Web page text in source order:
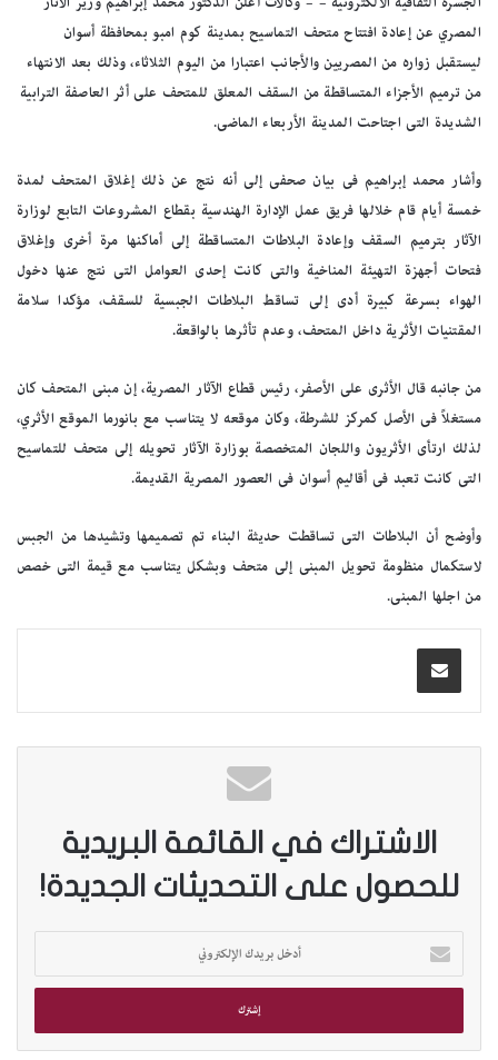
المصري عن إعادة افتتاح متحف التماسيح بمدينة كوم امبو بمحافظة أسوان
ليستقبل زواره من المصريين والأجانب اعتبارا من اليوم الثلاثاء، وذلك بعد الانتهاء
من ترميم الأجزاء المتساقطة من السقف المعلق للمتحف على أثر العاصفة الترابية
الشديدة التى اجتاحت المدينة الأربعاء الماضى.
وأشار محمد إبراهيم فى بيان صحفى إلى أنه نتج عن ذلك إغلاق المتحف لمدة
خمسة أيام قام خلالها فريق عمل الإدارة الهندسية بقطاع المشروعات التابع لوزارة
الآثار بترميم السقف وإعادة البلاطات المتساقطة إلى أماكنها مرة أخرى وإغلاق
فتحات أجهزة التهيئة المناخية والتى كانت إحدى العوامل التى نتج عنها دخول
الهواء بسرعة كبيرة أدى إلى تساقط البلاطات الجبسية للسقف، مؤكدا سلامة
المقتنيات الأثرية داخل المتحف، وعدم تأثرها بالواقعة.
من جانبه قال الأثرى على الأصفر، رئيس قطاع الآثار المصرية، إن مبنى المتحف كان
مستغلاً فى الأصل كمركز للشرطة، وكان موقعه لا يتناسب مع بانورما الموقع الأثري،
لذلك ارتأى الأثريون واللجان المتخصصة بوزارة الآثار تحويله إلى متحف للتماسيح
التى كانت تعبد فى أقاليم أسوان فى العصور المصرية القديمة.
وأوضح أن البلاطات التى تساقطت حديثة البناء تم تصميمها وتشيدها من الجبس
لاستكمال منظومة تحويل المبنى إلى متحف وبشكل يتناسب مع قيمة التى خصص
من اجلها المبنى.
الاشتراك في القائمة البريدية
للحصول على التحديثات الجديدة!
خ
ب